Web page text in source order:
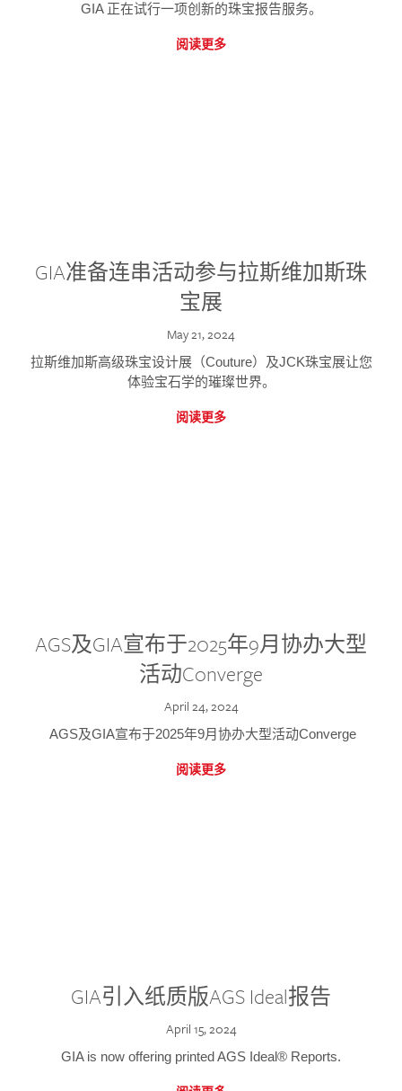
GIA 正在试行一项创新的珠宝报告服务。
阅读更多
GIA准备连串活动参与拉斯维加斯珠
宝展
May 21, 2024
拉斯维加斯高级珠宝设计展（Couture）及JCK珠宝展让您
体验宝石学的璀璨世界。
阅读更多
AGS及GIA宣布于2025年9月协办大型
活动Converge
April 24, 2024
AGS及GIA宣布于2025年9月协办大型活动Converge
阅读更多
GIA引入纸质版AGS Ideal报告
April 15, 2024
GIA is now offering printed AGS Ideal® Reports.